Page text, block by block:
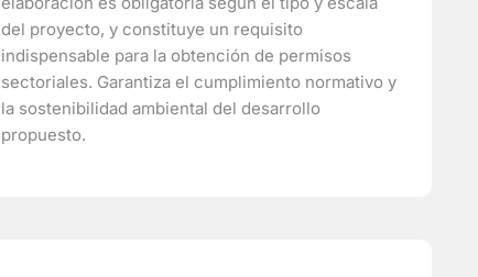
del proyecto, y constituye un requisito
indispensable para la obtención de permisos
sectoriales. Garantiza el cumplimiento normativo y
la sostenibilidad ambiental del desarrollo
propuesto.